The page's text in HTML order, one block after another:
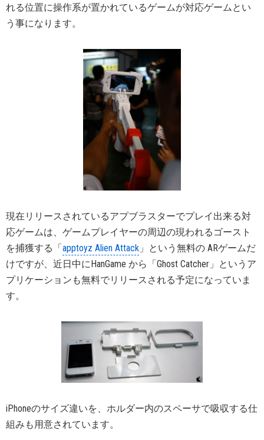
れる位置に操作系が置かれているゲームが対応ゲームとい
う事になります。
現在リリースされているアプブラスターでプレイ出来る対
応ゲームは、ゲームプレイヤーの周辺の現われるゴースト
を捕獲する「apptoyz Alien Attack 」という無料の ARゲームだ
けですが、近日中にHanGame から「Ghost Catcher」というア
プリケーションも無料でリリースされる予定になっていま
す。
iPhoneのサイズ違いを、ホルダー内のスペーサで吸収する仕
組みも用意されています。